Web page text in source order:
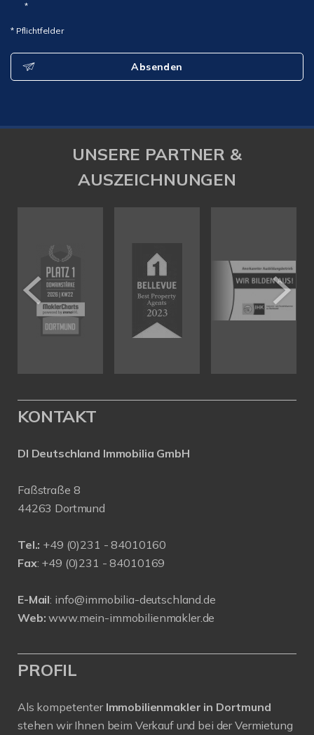
*
* Pflichtfelder
Absenden
UNSERE PARTNER &
AUSZEICHNUNGEN
KONTAKT
DI Deutschland Immobilia GmbH
Faßstraße 8
44263 Dortmund
Tel.: +49 (0)231 - 84010160
Fax: +49 (0)231 - 84010169
E-Mail: info@immobilia-deutschland.de
Web: www.mein-immobilienmakler.de
PROFIL
Als kompetenter Immobilienmakler in Dortmund
stehen wir Ihnen beim Verkauf und bei der Vermietung